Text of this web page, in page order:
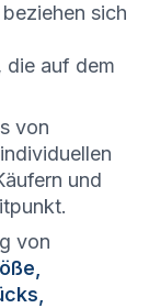
sich
die auf dem
von
und
von